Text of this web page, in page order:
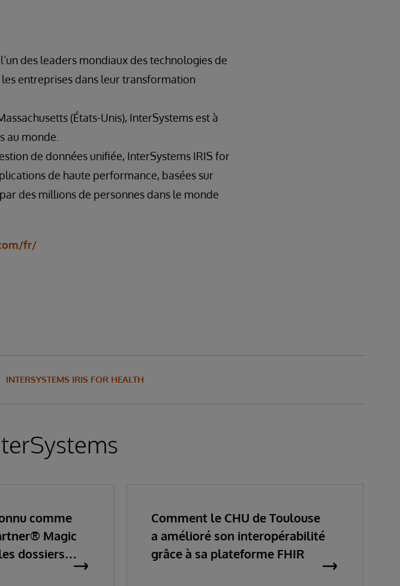
des leaders mondiaux des technologies de
entreprises dans leur transformation
(États-Unis), InterSystems est à
au monde.
de données unifiée, InterSystems IRIS for
de haute performance, basées sur
des millions de personnes dans le monde
fr/
INTERSYSTEMS IRIS FOR HEALTH
comme
Magic
dossiers
Comment le CHU de Toulouse
a amélioré son interopérabilité
grâce à sa plateforme FHIR